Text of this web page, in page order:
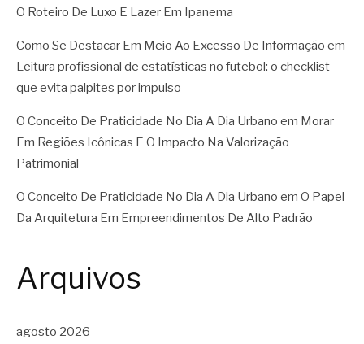
O Roteiro De Luxo E Lazer Em Ipanema
Como Se Destacar Em Meio Ao Excesso De Informação em
Leitura profissional de estatísticas no futebol: o checklist
que evita palpites por impulso
O Conceito De Praticidade No Dia A Dia Urbano em Morar
Em Regiões Icônicas E O Impacto Na Valorização
Patrimonial
O Conceito De Praticidade No Dia A Dia Urbano em O Papel
Da Arquitetura Em Empreendimentos De Alto Padrão
Arquivos
agosto 2026